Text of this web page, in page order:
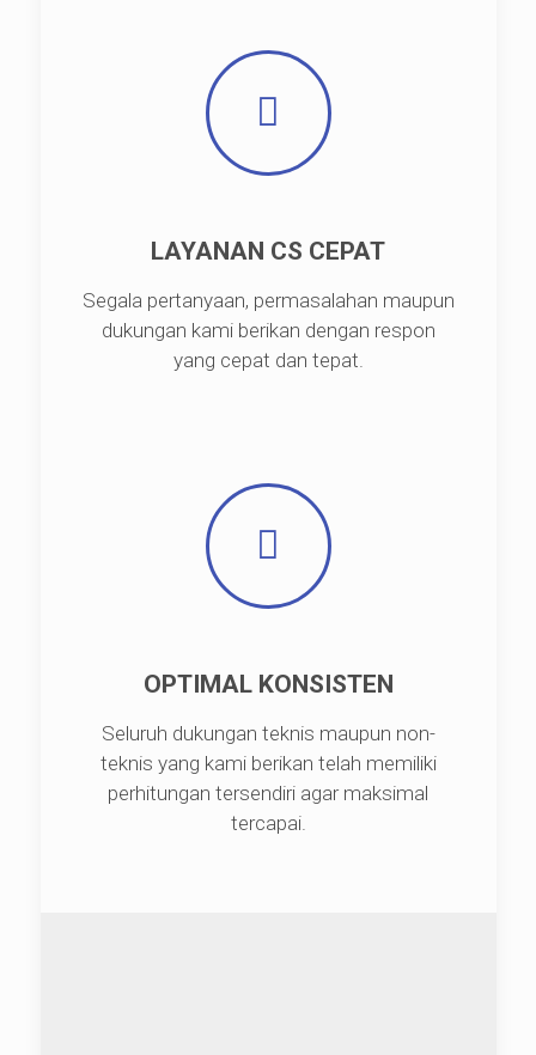
LAYANAN CS CEPAT
Segala pertanyaan, permasalahan maupun
dukungan kami berikan dengan respon
yang cepat dan tepat.
OPTIMAL KONSISTEN
Seluruh dukungan teknis maupun non-
teknis yang kami berikan telah memiliki
perhitungan tersendiri agar maksimal
tercapai.